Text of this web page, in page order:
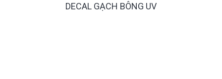
DECAL GẠCH BÔNG UV